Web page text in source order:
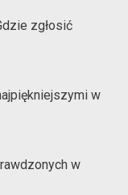
zgłosić
w
w